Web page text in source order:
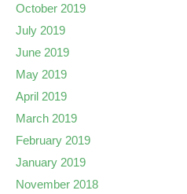
October 2019
July 2019
June 2019
May 2019
April 2019
March 2019
February 2019
January 2019
November 2018